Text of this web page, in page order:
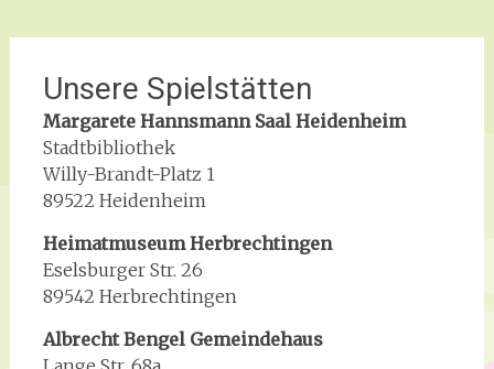
Unsere Spielstätten
Margarete Hannsmann Saal Heidenheim
Stadtbibliothek
Willy-Brandt-Platz 1
89522 Heidenheim
Heimatmuseum Herbrechtingen
Eselsburger Str. 26
89542 Herbrechtingen
Albrecht Bengel Gemeindehaus